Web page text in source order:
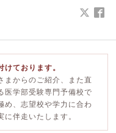
ております。
まからのご紹介、また直
医学部受験専門予備校で
め、志望校や学力に合わ
伴走いたします。